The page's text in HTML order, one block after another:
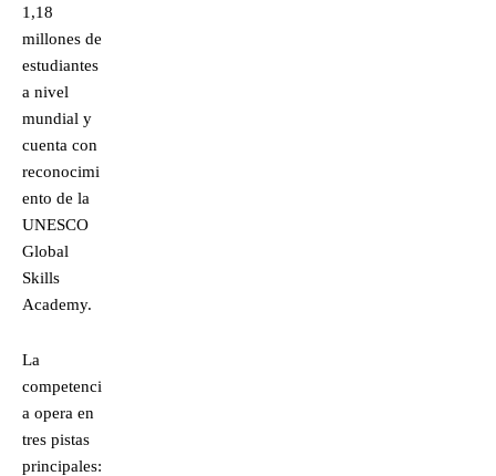
1,18
millones de
estudiantes
a nivel
mundial y
cuenta con
reconocimi
ento de la
UNESCO
Global
Skills
Academy.
La
competenci
a opera en
tres pistas
principales: